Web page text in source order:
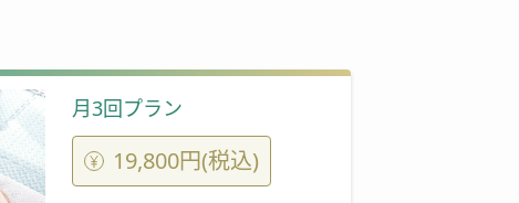
月3回プラン
19,800円(税込)